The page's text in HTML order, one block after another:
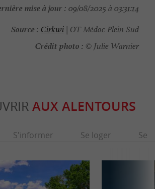
mise à jour : 09/08/2025 à 03:31:14
Source : Cirkwi | OT Médoc Plein Sud
Crédit photo : © Julie Warnier
AUX ALENTOURS
S'informer Se loger Se